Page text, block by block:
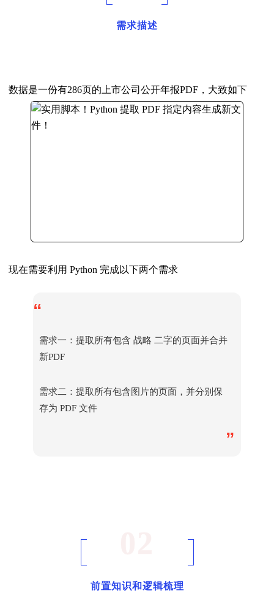
需求描述
数据是一份有286页的上市公司公开年报PDF，大致如下
现在需要利用 Python 完成以下两个需求
“
需求一：提取所有包含 战略 二字的页面并合并
新PDF
需求二：提取所有包含图片的页面，并分别保
存为 PDF 文件
”
前置知识和逻辑梳理